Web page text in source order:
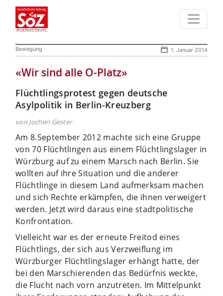
Bewegung 1. Januar 2014
«Wir sind alle O-Platz»
Flüchtlingsprotest gegen deutsche
Asylpolitik in Berlin-Kreuzberg
von Jochen Gester
Am 8.September 2012 machte sich eine Gruppe
von 70 Flüchtlingen aus einem Flüchtlingslager in
Würzburg auf zu einem Marsch nach Berlin. Sie
wollten auf ihre Situation und die anderer
Flüchtlinge in diesem Land aufmerksam machen
und sich Rechte erkämpfen, die ihnen verweigert
werden. Jetzt wird daraus eine stadtpolitische
Konfrontation.
Vielleicht war es der erneute Freitod eines
Flüchtlings, der sich aus Verzweiflung im
Würzburger Flüchtlingslager erhängt hatte, der
bei den Marschierenden das Bedürfnis weckte,
die Flucht nach vorn anzutreten. Im Mittelpunkt